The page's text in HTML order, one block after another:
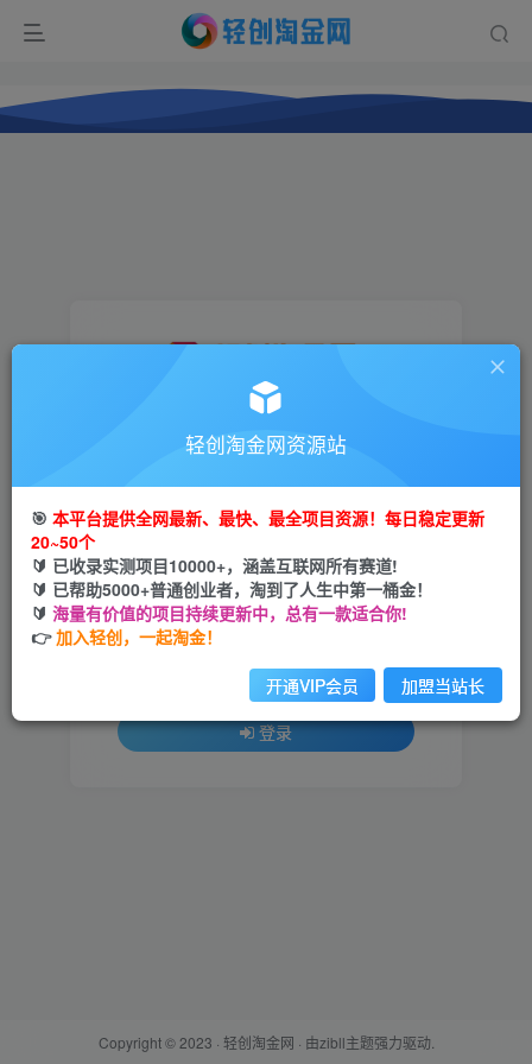
用户名或邮箱
登录密码
找回密码
登录
Copyright © 2023 · 轻创淘金网 · 由zibll主题强力驱动.
轻创淘金网资源站
🎯 本平台提供全网最新、最快、最全项目资源！每日稳定更新
20~50个
🔰 已收录实测项目10000+，涵盖互联网所有赛道!
🔰 已帮助5000+普通创业者，淘到了人生中第一桶金！
🔰 海量有价值的项目持续更新中，总有一款适合你!
👉加入轻创，一起淘金！
开通VIP会员 加盟当站长